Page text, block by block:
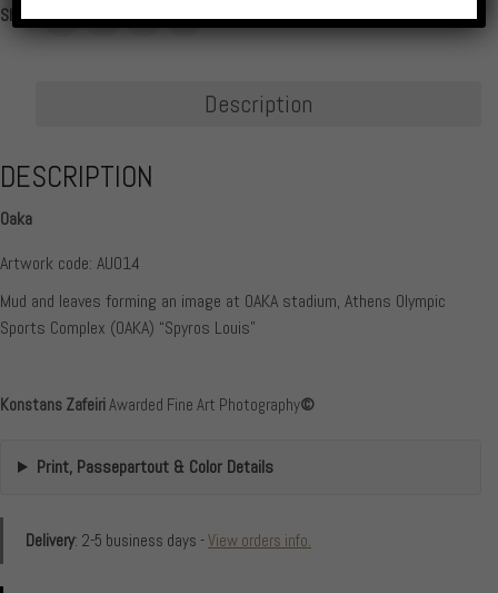
quantity
Share:
Description
DESCRIPTION
Oaka
Artwork code: AU014
Mud and leaves forming an image at OAKA stadium, Athens Olympic
Sports Complex (OAKA) “Spyros Louis”
Konstans ZafeiriAwarded Fine Art Photography©
Print, Passepartout & Color Details
Delivery: 2-5 business days -View orders info.